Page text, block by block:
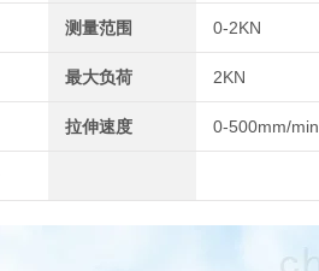
测量范围 0-2KN
最大负荷 2KN
拉伸速度 0-500mm/min